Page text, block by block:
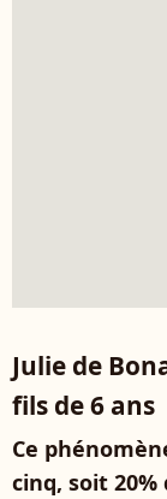
Julie de
fils de 6 ans
Ce
cinq, soit